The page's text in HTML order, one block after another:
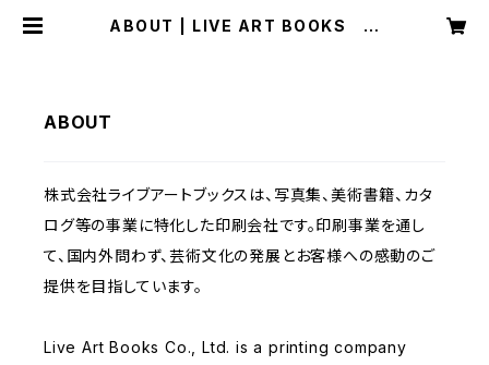
ABOUT | LIVE ART BOOKS 美
ABOUT
株式会社ライブアートブックスは、写真集、美術書籍、カタ
ログ等の事業に特化した印刷会社です。印刷事業を通し
て、国内外問わず、芸術文化の発展とお客様への感動のご
提供を目指しています。
Live Art Books Co., Ltd. is a printing company